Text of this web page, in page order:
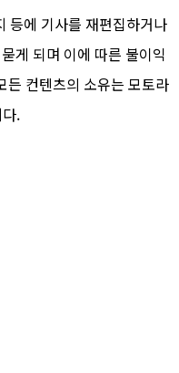
등에 기사를 재편집하거나
게 되며 이에 따른 불이익
든 컨텐츠의 소유는 모토라
.